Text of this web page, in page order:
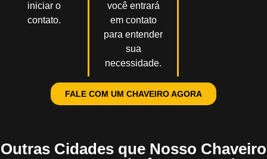
iniciar o
contato.
você entrará
em contato
para entender
sua
necessidade.
FALE COM UM CHAVEIRO AGORA
Outras Cidades que Nosso Chaveiro